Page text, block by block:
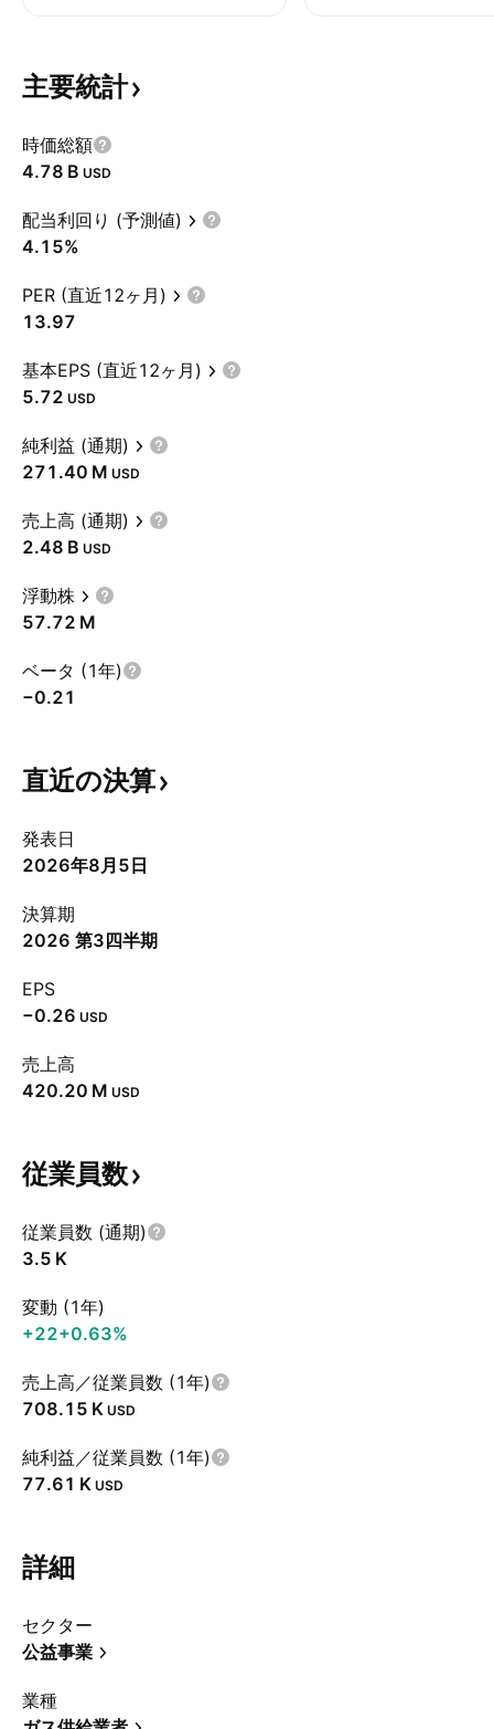
主要統計
時価総額
‪4.78 B‬ USD
配当利回り (予測値)
4.15%
PER (直近12ヶ月)
13.97
基本EPS (直近12ヶ月)
5.72 USD
純利益 (通期)
‪271.40 M‬ USD
売上高 (通期)
‪2.48 B‬ USD
浮動株
‪57.72 M‬
ベータ (1年)
−0.21
直近の決算
発表日
2026年8月5日
決算期
2026 第3四半期
EPS
−0.26 USD
売上高
‪420.20 M‬ USD
従業員数
従業員数 (通期)
‪3.5 K‬
変動 (1年)
+22+0.63%
売上高／従業員数 (1年)
‪708.15 K‬ USD
純利益／従業員数 (1年)
‪77.61 K‬ USD
詳細
セクター
公益事業
業種